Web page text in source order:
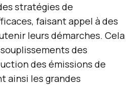
stratégies de
faisant appel à des
leurs démarches. Cela
des
des émissions de
ainsi les grandes